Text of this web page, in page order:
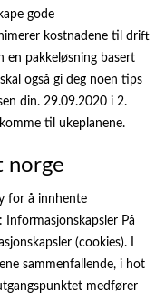
gode
kostnadene til drift
en pakkeløsning basert
også gi deg noen tips
din. 29.09.2020 i 2.
til ukeplanene.
norge
for å innhente
På
(cookies). I
sammenfallende, i hot
medfører